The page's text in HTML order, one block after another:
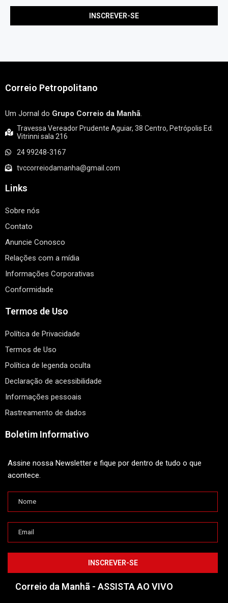
Correio Petropolitano
Um Jornal do Grupo Correio da Manhã.
Travessa Vereador Prudente Aguiar, 38 Centro, Petrópolis Ed.
Vitrinni sala 216
24 99248-3167
tvccorreiodamanha@gmail.com
Links
Sobre nós
Contato
Anuncie Conosco
Relações com a mídia
Informações Corporativas
Conformidade
Termos de Uso
Política de Privacidade
Termos de Uso
Política de legenda oculta
Declaração de acessibilidade
Informações pessoais
Rastreamento de dados
Boletim Informativo
Assine nossa Newsletter e fique por dentro de tudo o que
acontece.
Correio da Manhã - ASSISTA AO VIVO